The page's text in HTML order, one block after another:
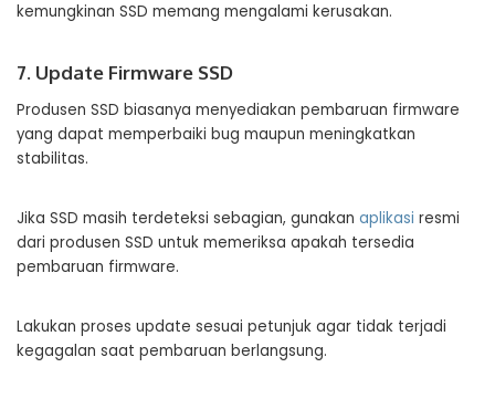
kemungkinan SSD memang mengalami kerusakan.
7. Update Firmware SSD
Produsen SSD biasanya menyediakan pembaruan firmware
yang dapat memperbaiki bug maupun meningkatkan
stabilitas.
Jika SSD masih terdeteksi sebagian, gunakan aplikasi resmi
dari produsen SSD untuk memeriksa apakah tersedia
pembaruan firmware.
Lakukan proses update sesuai petunjuk agar tidak terjadi
kegagalan saat pembaruan berlangsung.